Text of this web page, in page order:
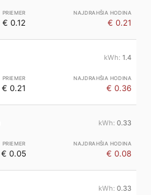
€ 0.12 € 0.21
1.4
€ 0.21 € 0.36
0.33
€ 0.05 € 0.08
0.33